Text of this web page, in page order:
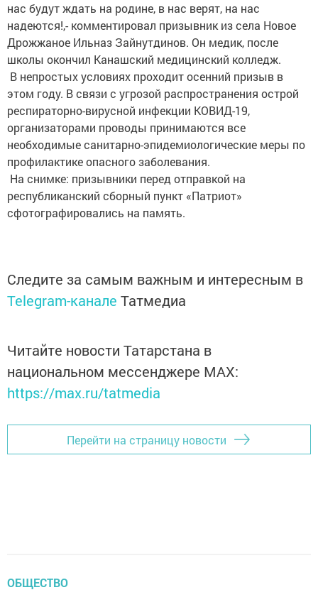
нас будут ждать на родине, в нас верят, на нас
надеются!,- комментировал призывник из села Новое
Дрожжаное Ильназ Зайнутдинов. Он медик, после
школы окончил Канашский медицинский колледж.
В непростых условиях проходит осенний призыв в
этом году. В связи с угрозой распространения острой
респираторно-вирусной инфекции КОВИД-19,
организаторами проводы принимаются все
необходимые санитарно-эпидемиологические меры по
профилактике опасного заболевания.
На снимке: призывники перед отправкой на
республиканский сборный пункт «Патриот»
сфотографировались на память.
Следите за самым важным и интересным в
Telegram-канале Татмедиа
Читайте новости Татарстана в
национальном мессенджере MАХ:
https://max.ru/tatmedia
Перейти на страницу новости
ОБЩЕСТВО